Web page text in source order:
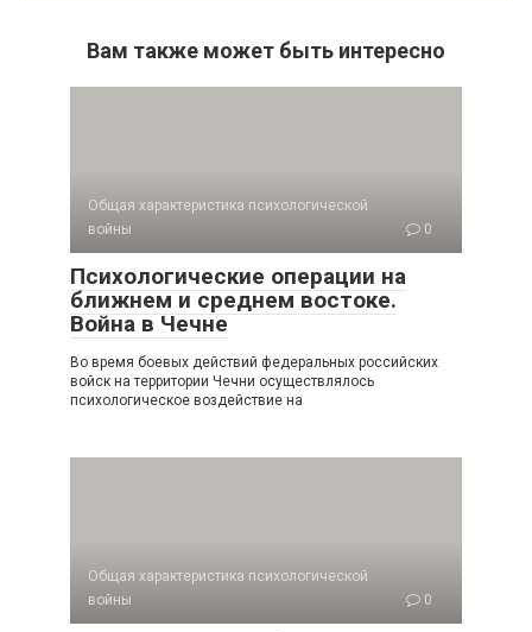
Вам также может быть интересно
Общая характеристика психологической
войны
0
Психологические операции на
ближнем и среднем востоке.
Война в Чечне
Во время боевых действий федеральных российских
войск на территории Чечни осуществлялось
психологиче­ское воздействие на
Общая характеристика психологической
войны
0